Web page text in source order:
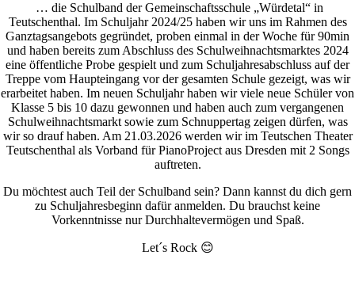
… die Schulband der Gemeinschaftsschule „Würdetal“ in
Teutschenthal. Im Schuljahr 2024/25 haben wir uns im Rahmen des
Ganztagsangebots gegründet, proben einmal in der Woche für 90min
und haben bereits zum Abschluss des Schulweihnachtsmarktes 2024
eine öffentliche Probe gespielt und zum Schuljahresabschluss auf der
Treppe vom Haupteingang vor der gesamten Schule gezeigt, was wir
erarbeitet haben. Im neuen Schuljahr haben wir viele neue Schüler von
Klasse 5 bis 10 dazu gewonnen und haben auch zum vergangenen
Schulweihnachtsmarkt sowie zum Schnuppertag zeigen dürfen, was
wir so drauf haben. Am 21.03.2026 werden wir im Teutschen Theater
Teutschenthal als Vorband für PianoProject aus Dresden mit 2 Songs
auftreten.
Du möchtest auch Teil der Schulband sein? Dann kannst du dich gern
zu Schuljahresbeginn dafür anmelden. Du brauchst keine
Vorkenntnisse nur Durchhaltevermögen und Spaß.
Let´s Rock 😊